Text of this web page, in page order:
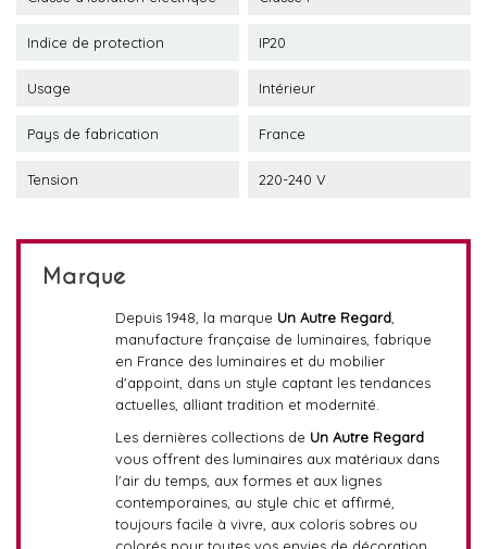
Indice de protection IP20
Usage Intérieur
Pays de fabrication France
Tension 220-240 V
Marque
Depuis 1948, la marque Un Autre Regard,
manufacture française de luminaires, fabrique
en France des luminaires et du mobilier
d'appoint, dans un style captant les tendances
actuelles, alliant tradition et modernité.
Les dernières collections de Un Autre Regard
vous offrent des luminaires aux matériaux dans
l'air du temps, aux formes et aux lignes
contemporaines, au style chic et affirmé,
toujours facile à vivre, aux coloris sobres ou